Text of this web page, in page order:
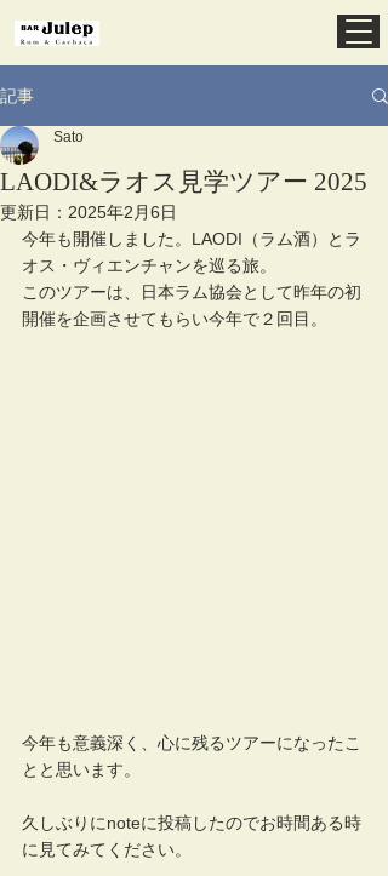
記事
LAODI&ラオス見学ツアー 2025
Sato
更新日： 2025年2月6日
今年も開催しました。LAODI（ラム酒）とラ
オス・ヴィエンチャンを巡る旅。
このツアーは、日本ラム協会として昨年の初
開催を企画させてもらい今年で２回目。
今年も意義深く、心に残るツアーになったこ
とと思います。
久しぶりにnoteに投稿したのでお時間ある時
に見てみてください。